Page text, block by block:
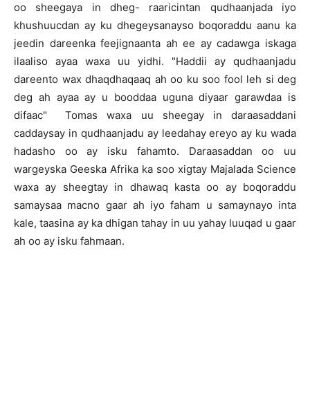
oo sheegaya in dheg- raaricintan qudhaanjada iyo
khushuucdan ay ku dhegeysanayso boqoraddu aanu ka
jeedin dareenka feejignaanta ah ee ay cadawga iskaga
ilaaliso ayaa waxa uu yidhi. "Haddii ay qudhaanjadu
dareento wax dhaqdhaqaaq ah oo ku soo fool leh si deg
deg ah ayaa ay u booddaa uguna diyaar garawdaa is
difaac" Tomas waxa uu sheegay in daraasaddani
caddaysay in qudhaanjadu ay leedahay ereyo ay ku wada
hadasho oo ay isku fahamto. Daraasaddan oo uu
wargeyska Geeska Afrika ka soo xigtay Majalada Science
waxa ay sheegtay in dhawaq kasta oo ay boqoraddu
samaysaa macno gaar ah iyo faham u samaynayo inta
kale, taasina ay ka dhigan tahay in uu yahay luuqad u gaar
ah oo ay isku fahmaan.